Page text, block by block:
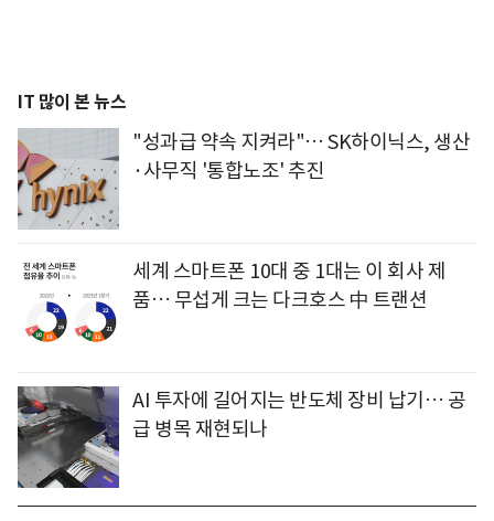
IT 많이 본 뉴스
"성과급 약속 지켜라"… SK하이닉스, 생산
·사무직 '통합노조' 추진
세계 스마트폰 10대 중 1대는 이 회사 제
품… 무섭게 크는 다크호스 中 트랜션
AI 투자에 길어지는 반도체 장비 납기… 공
급 병목 재현되나